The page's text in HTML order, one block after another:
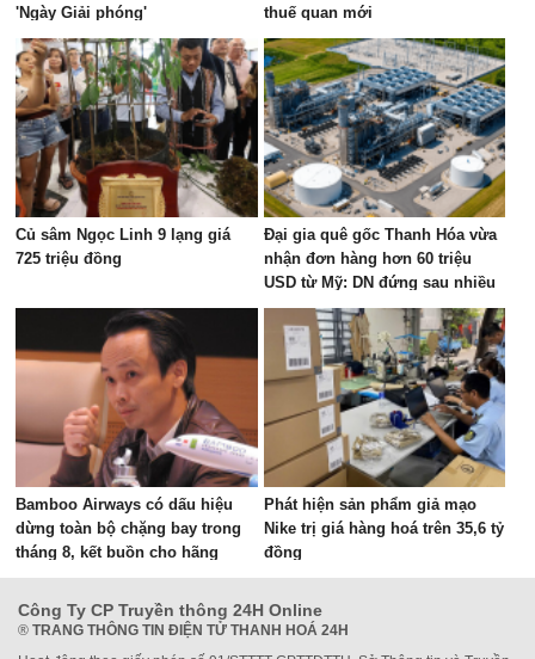
'Ngày Giải phóng'
thuế quan mới
Củ sâm Ngọc Linh 9 lạng giá
725 triệu đồng
Đại gia quê gốc Thanh Hóa vừa
nhận đơn hàng hơn 60 triệu
USD từ Mỹ: DN đứng sau nhiều
siêu công trình thế giới, từ
World Cup đến mái vòm thép
lớn nhất hành tinh
Bamboo Airways có dấu hiệu
dừng toàn bộ chặng bay trong
tháng 8, kết buồn cho hãng
hàng không do ông Trịnh Văn
Quyết sáng lập?
Phát hiện sản phẩm giả mạo
Nike trị giá hàng hoá trên 35,6 tỷ
đồng
Công Ty CP Truyền thông 24H Online
® TRANG THÔNG TIN ĐIỆN TỬ THANH HOÁ 24H